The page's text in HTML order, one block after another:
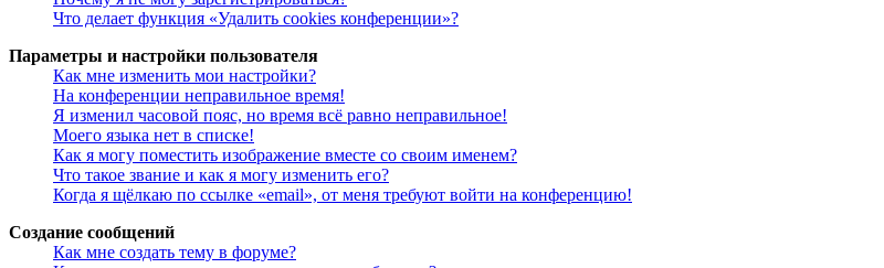
Что делает функция «Удалить cookies конференции»?
Параметры и настройки пользователя
Как мне изменить мои настройки?
На конференции неправильное время!
Я изменил часовой пояс, но время всё равно неправильное!
Моего языка нет в списке!
Как я могу поместить изображение вместе со своим именем?
Что такое звание и как я могу изменить его?
Когда я щёлкаю по ссылке «email», от меня требуют войти на конференцию!
Создание сообщений
Как мне создать тему в форуме?